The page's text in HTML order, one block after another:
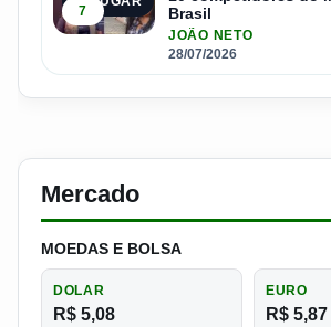
7
Brasil
JOÃO NETO
28/07/2026
Mercado
MOEDAS E BOLSA
DOLAR
R$ 5,08
EURO
R$ 5,87